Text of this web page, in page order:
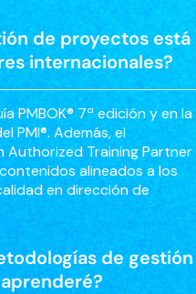
de proyectos está
internacionales?
PMBOK® 7ª edición y en la
PMI®. Además, el
Authorized Training Partner
alineados a los
en dirección de
de gestión